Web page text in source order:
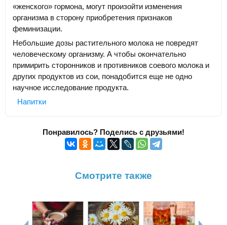
«женского» гормона, могут произойти изменения
организма в сторону приобретения признаков
феминизации.
Небольшие дозы растительного молока не повредят
человеческому организму. А чтобы окончательно
примирить сторонников и противников соевого молока и
других продуктов из сои, понадобится еще не одно
научное исследование продукта.
Напитки
Понравилось? Поделись с друзьями!
Смотрите также